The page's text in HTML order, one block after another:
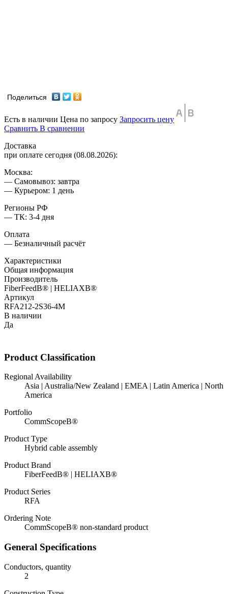
Поделиться
Есть в наличии Цена по запросу Запросить цену
Сравнить В сравнении
Доставка
при оплате сегодня (08.08.2026):
Москва:
— Самовывоз: завтра
— Курьером: 1 день
Регионы РФ
— ТК: 3-4 дня
Оплата
— Безналичный расчёт
Характеристики
Общая информация
Производитель
FiberFeedВ® | HELIAXВ®
Артикул
RFA212-2S36-4M
В наличии
Да
Product Classification
Regional Availability
Asia | Australia/New Zealand | EMEA | Latin America | North
America
Portfolio
CommScopeВ®
Product Type
Hybrid cable assembly
Product Brand
FiberFeedВ® | HELIAXВ®
Product Series
RFA
Ordering Note
CommScopeВ® non-standard product
General Specifications
Conductors, quantity
2